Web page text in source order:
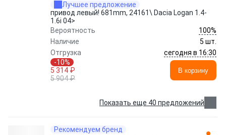
Лучшее предложение
привод левый! 681mm, 24161\ Dacia Logan 1.4-
1.6i 04>
Вероятность
100%
Наличие
5 шт.
Отгрузка
сегодня в 16:30
-10%
5 314 ₽
5 904 ₽
В корзину
Показать еще 40 предложений
Рекомендуем бренд